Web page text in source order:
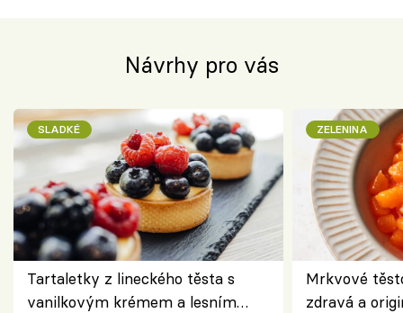
Návrhy pro vás
SLADKÉ
Tartaletky z lineckého těsta s
vanilkovým krémem a lesním
ZELENINA
Mrkvové
zdravá a